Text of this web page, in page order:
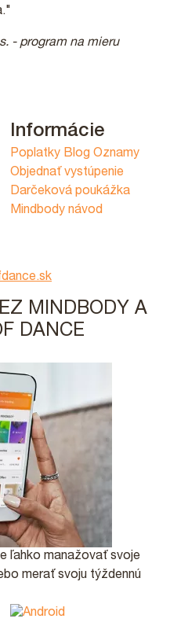
- program na mieru
Informácie
Poplatky Blog Oznamy
Objednať vystúpenie
Darčeková poukážka
Mindbody návod
MINDBODY A
DANCE
ľahko manažovať svoje
merať svoju týždennú